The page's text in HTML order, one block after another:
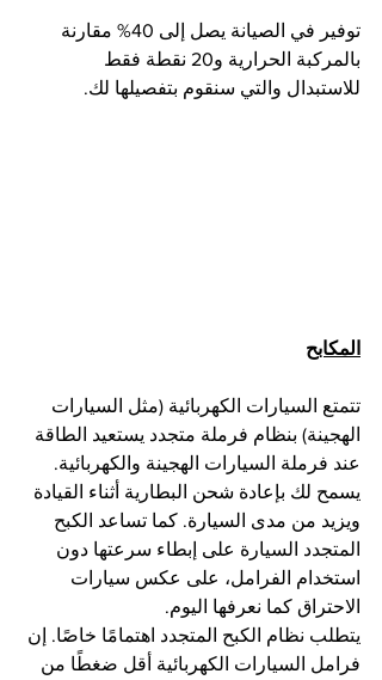
توفير في الصيانة يصل إلى 40% مقارنة
بالمركبة الحرارية و20 نقطة فقط
للاستبدال والتي سنقوم بتفصيلها لك.
المكابح
تتمتع السيارات الكهربائية (مثل السيارات
الهجينة) بنظام فرملة متجدد يستعيد الطاقة
عند فرملة السيارات الهجينة والكهربائية.
يسمح لك بإعادة شحن البطارية أثناء القيادة
ويزيد من مدى السيارة. كما تساعد الكبح
المتجدد السيارة على إبطاء سرعتها دون
استخدام الفرامل، على عكس سيارات
الاحتراق كما نعرفها اليوم.
يتطلب نظام الكبح المتجدد اهتمامًا خاصًا. إن
فرامل السيارات الكهربائية أقل ضغطًا من